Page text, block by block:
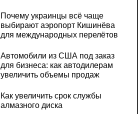
Почему украинцы всё чаще
выбирают аэропорт Кишинёва
для международных перелётов
Автомобили из США под заказ
для бизнеса: как автодилерам
увеличить объемы продаж
Как увеличить срок службы
алмазного диска